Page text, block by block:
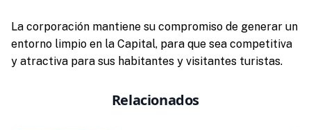
La corporación mantiene su compromiso de generar un
entorno limpio en la Capital, para que sea competitiva
y atractiva para sus habitantes y visitantes turistas.
Relacionados